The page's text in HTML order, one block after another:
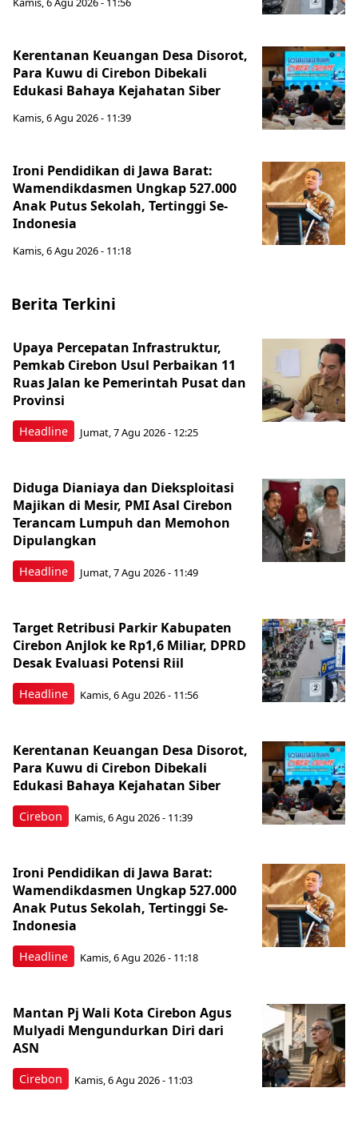
Kerentanan Keuangan Desa Disorot,
Para Kuwu di Cirebon Dibekali
Edukasi Bahaya Kejahatan Siber
Kamis, 6 Agu 2026 - 11:39
Ironi Pendidikan di Jawa Barat:
Wamendikdasmen Ungkap 527.000
Anak Putus Sekolah, Tertinggi Se-
Indonesia
Kamis, 6 Agu 2026 - 11:18
Berita Terkini
Headline
Upaya Percepatan Infrastruktur,
Pemkab Cirebon Usul Perbaikan 11
Ruas Jalan ke Pemerintah Pusat dan
Provinsi
Jumat, 7 Agu 2026 - 12:25
Headline
Diduga Dianiaya dan Dieksploitasi
Majikan di Mesir, PMI Asal Cirebon
Terancam Lumpuh dan Memohon
Dipulangkan
Jumat, 7 Agu 2026 - 11:49
Headline
Target Retribusi Parkir Kabupaten
Cirebon Anjlok ke Rp1,6 Miliar, DPRD
Desak Evaluasi Potensi Riil
Kamis, 6 Agu 2026 - 11:56
Cirebon
Kerentanan Keuangan Desa Disorot,
Para Kuwu di Cirebon Dibekali
Edukasi Bahaya Kejahatan Siber
Kamis, 6 Agu 2026 - 11:39
Headline
Ironi Pendidikan di Jawa Barat:
Wamendikdasmen Ungkap 527.000
Anak Putus Sekolah, Tertinggi Se-
Indonesia
Kamis, 6 Agu 2026 - 11:18
Cirebon
Mantan Pj Wali Kota Cirebon Agus
Mulyadi Mengundurkan Diri dari
ASN
Kamis, 6 Agu 2026 - 11:03